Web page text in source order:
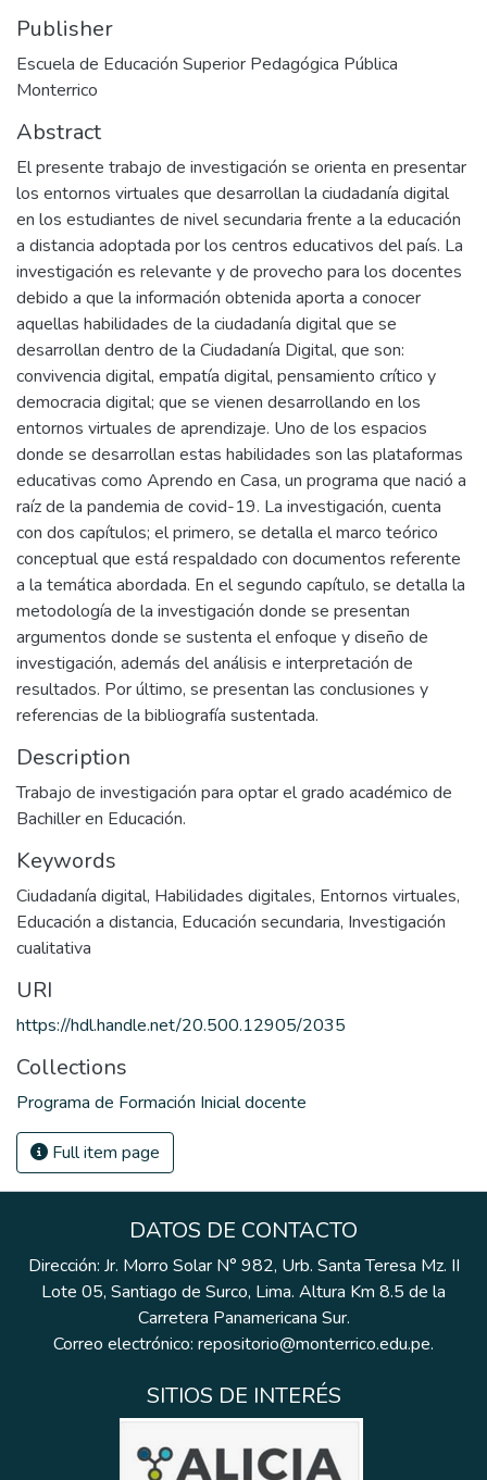
Publisher
Escuela de Educación Superior Pedagógica Pública
Monterrico
Abstract
El presente trabajo de investigación se orienta en presentar
los entornos virtuales que desarrollan la ciudadanía digital
en los estudiantes de nivel secundaria frente a la educación
a distancia adoptada por los centros educativos del país. La
investigación es relevante y de provecho para los docentes
debido a que la información obtenida aporta a conocer
aquellas habilidades de la ciudadanía digital que se
desarrollan dentro de la Ciudadanía Digital, que son:
convivencia digital, empatía digital, pensamiento crítico y
democracia digital; que se vienen desarrollando en los
entornos virtuales de aprendizaje. Uno de los espacios
donde se desarrollan estas habilidades son las plataformas
educativas como Aprendo en Casa, un programa que nació a
raíz de la pandemia de covid-19. La investigación, cuenta
con dos capítulos; el primero, se detalla el marco teórico
conceptual que está respaldado con documentos referente
a la temática abordada. En el segundo capítulo, se detalla la
metodología de la investigación donde se presentan
argumentos donde se sustenta el enfoque y diseño de
investigación, además del análisis e interpretación de
resultados. Por último, se presentan las conclusiones y
referencias de la bibliografía sustentada.
Description
Trabajo de investigación para optar el grado académico de
Bachiller en Educación.
Keywords
Ciudadanía digital, Habilidades digitales, Entornos virtuales,
Educación a distancia, Educación secundaria, Investigación
cualitativa
URI
https://hdl.handle.net/20.500.12905/2035
Collections
Programa de Formación Inicial docente
Full item page
DATOS DE CONTACTO
Dirección: Jr. Morro Solar N° 982, Urb. Santa Teresa Mz. II
Lote 05, Santiago de Surco, Lima. Altura Km 8.5 de la
Carretera Panamericana Sur.
Correo electrónico: repositorio@monterrico.edu.pe.
SITIOS DE INTERÉS